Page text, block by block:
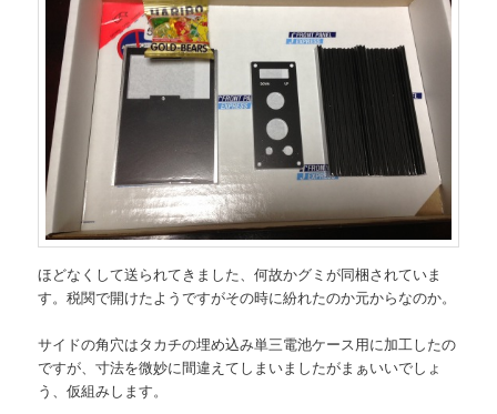
ほどなくして送られてきました、何故かグミが同梱されていま
す。税関で開けたようですがその時に紛れたのか元からなのか。
サイドの角穴はタカチの埋め込み単三電池ケース用に加工したの
ですが、寸法を微妙に間違えてしまいましたがまぁいいでしょ
う、仮組みします。